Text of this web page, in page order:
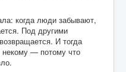
когда люди забывают,
Под другими
И тогда
некому — потому что